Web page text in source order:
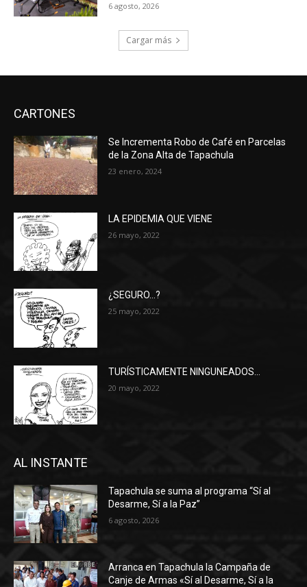
6 agosto, 2026
Cargar más
CARTONES
Se Incrementa Robo de Café en Parcelas
de la Zona Alta de Tapachula
23 enero, 2024
LA EPIDEMIA QUE VIENE
26 mayo, 2022
¿SEGURO…?
25 mayo, 2022
TURÍSTICAMENTE NINGUNEADOS…
20 mayo, 2022
AL INSTANTE
Tapachula se suma al programa “Sí al
Desarme, Sí a la Paz”
6 agosto, 2026
Arranca en Tapachula la Campaña de
Canje de Armas «Sí al Desarme, Sí a la